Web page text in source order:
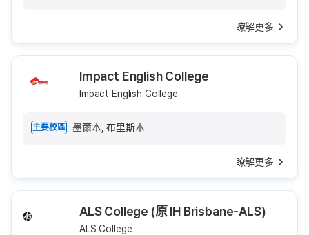
瞭解更多
Impact English College
Impact English College
主要校區 墨爾本, 布里斯本
瞭解更多
ALS College (原 IH Brisbane-ALS)
ALS College